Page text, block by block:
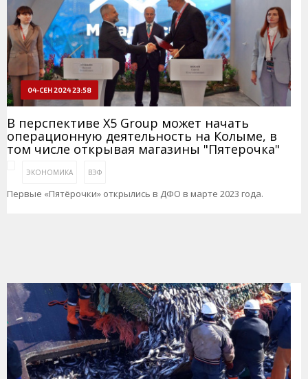
04-СЕН 2024 23:58
В перспективе X5 Group может начать
операционную деятельность на Колыме, в
том числе открывая магазины "Пятерочка"
ЭКОНОМИКА ВЭФ
Первые «Пятёрочки» открылись в ДФО в марте 2023 года.